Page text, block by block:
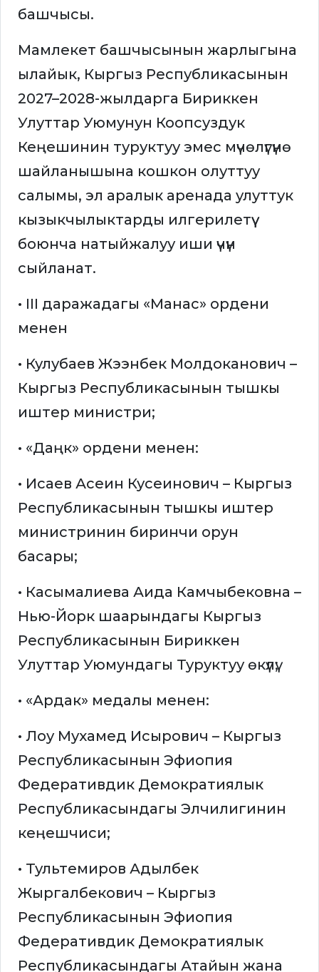
башчысы.
Мамлекет башчысынын жарлыгына
ылайык, Кыргыз Республикасынын
2027–2028-жылдарга Бириккен
Улуттар Уюмунун Коопсуздук
Кеңешинин туруктуу эмес мүчөлүгүнө
шайланышына кошкон олуттуу
салымы, эл аралык аренада улуттук
кызыкчылыктарды илгерилетүү
боюнча натыйжалуу иши үчүн
сыйланат.
• III даражадагы «Манас» ордени
менен
• Кулубаев Жээнбек Молдоканович –
Кыргыз Республикасынын тышкы
иштер министри;
• «Даңк» ордени менен:
• Исаев Асеин Кусеинович – Кыргыз
Республикасынын тышкы иштер
министринин биринчи орун
басары;
• Касымалиева Аида Камчыбековна –
Нью-Йорк шаарындагы Кыргыз
Республикасынын Бириккен
Улуттар Уюмундагы Туруктуу өкүлү;
• «Ардак» медалы менен:
• Лоу Мухамед Исырович – Кыргыз
Республикасынын Эфиопия
Федеративдик Демократиялык
Республикасындагы Элчилигинин
кеӊешчиси;
• Тультемиров Адылбек
Жыргалбекович – Кыргыз
Республикасынын Эфиопия
Федеративдик Демократиялык
Республикасындагы Атайын жана